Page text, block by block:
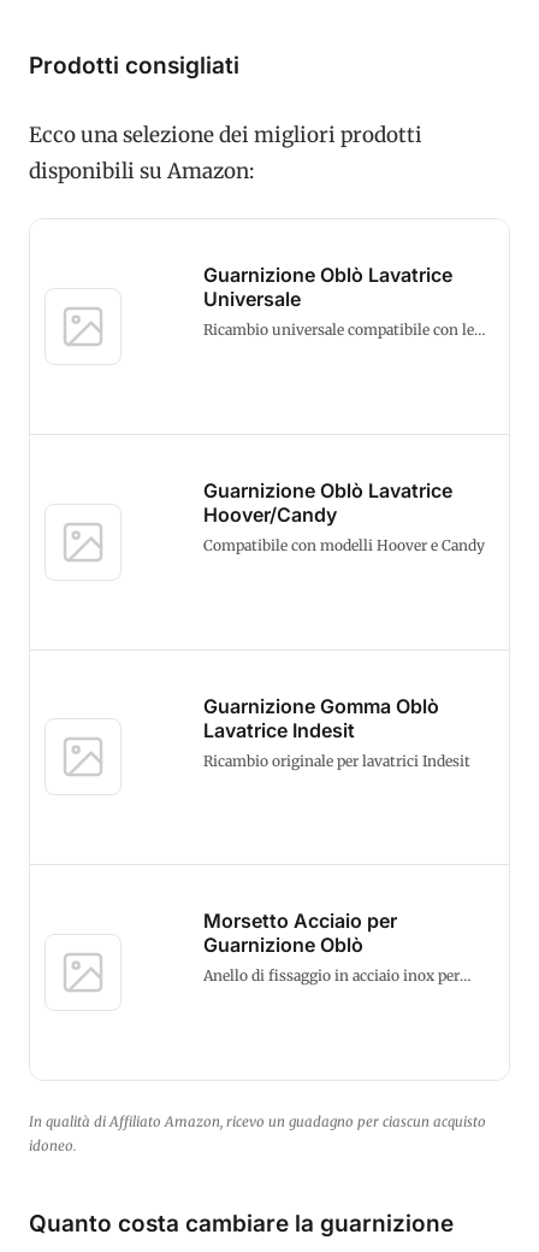
Prodotti consigliati
Ecco una selezione dei migliori prodotti
disponibili su Amazon:
Guarnizione Oblò Lavatrice
Universale
Ricambio universale compatibile con le
Guarnizione Oblò Lavatrice
Hoover/Candy
Compatibile con modelli Hoover e Candy
Guarnizione Gomma Oblò
Lavatrice Indesit
Ricambio originale per lavatrici Indesit
Morsetto Acciaio per
Guarnizione Oblò
Anello di fissaggio in acciaio inox per
In qualità di Affiliato Amazon, ricevo un guadagno per ciascun acquisto
idoneo.
Quanto costa cambiare la guarnizione